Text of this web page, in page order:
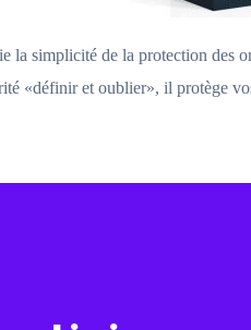
simplicité de la protection des
«définir et oublier», il protège